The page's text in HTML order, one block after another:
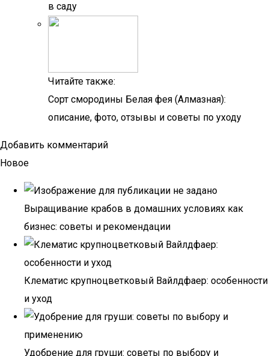
в саду
Читайте также:
Сорт смородины Белая фея (Алмазная):
описание, фото, отзывы и советы по уходу
Добавить комментарий
Новое
Выращивание крабов в домашних условиях как
бизнес: советы и рекомендации
Клематис крупноцветковый Вайлдфаер: особенности
и уход
Удобрение для груши: советы по выбору и